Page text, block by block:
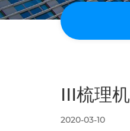
III梳理
2020-03-10